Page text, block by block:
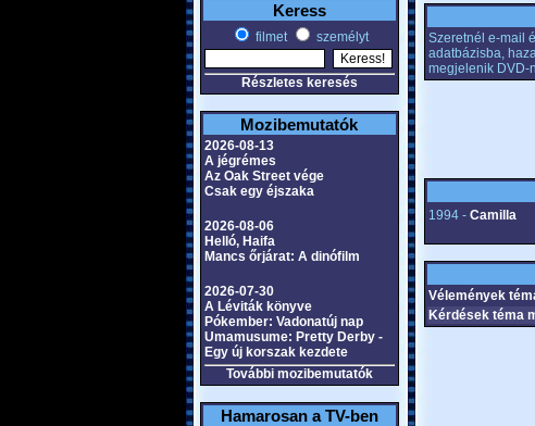
Keress
filmet személyt
Részletes keresés
Mozibemutatók
2026-08-13
A jégrémes
Az Oak Street vége
Csak egy éjszaka
2026-08-06
Helló, Haifa
Mancs őrjárat: A dinófilm
2026-07-30
A Léviták könyve
Pókember: Vadonatúj nap
Umamusume: Pretty Derby -
Egy új korszak kezdete
További mozibemutatók
Hamarosan a TV-ben
Szeretnél e-mail
adatbázisba,
megjelenik DVD-
1994 - Camilla
Vélemények
Kérdések téma